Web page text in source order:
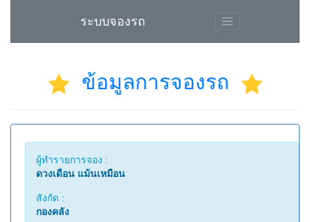
ระบบจองรถ
ข้อมูลการจองรถ
ผู้ทำรายการจอง :
ดวงเดือน แม้นเหมือน
สังกัด :
กองคลัง